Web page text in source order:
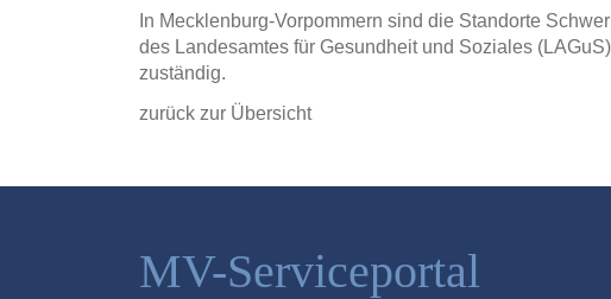
In Mecklenburg-Vorpommern sind die Standorte
des Landesamtes für Gesundheit und Soziales
zuständig.
zurück zur Übersicht
MV-Serviceportal